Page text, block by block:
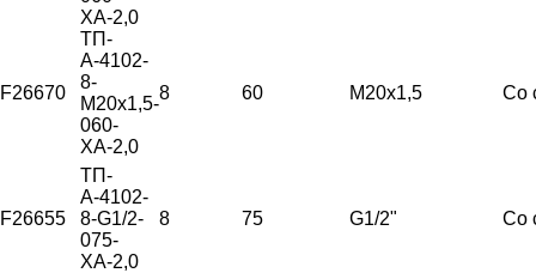
ХА-2,0
F26670
ТП-
А-4102-
8-
М20х1,5-
060-
ХА-2,0
8 60 М20х1,5 Со
F26655
ТП-
А-4102-
8-G1/2-
075-
ХА-2,0
8 75 G1/2" Со